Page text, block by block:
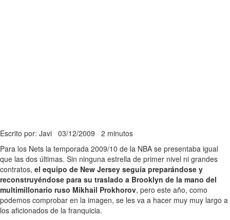
Escrito por: Javi 03/12/2009 2 minutos
Para los Nets la temporada 2009/10 de la NBA se presentaba igual
que las dos últimas. Sin ninguna estrella de primer nivel ni grandes
contratos, el equipo de New Jersey seguía preparándose y
reconstruyéndose para su traslado a Brooklyn de la mano del
multimillonario ruso Mikhail Prokhorov, pero este año, como
podemos comprobar en la imagen, se les va a hacer muy muy largo a
los aficionados de la franquicia.